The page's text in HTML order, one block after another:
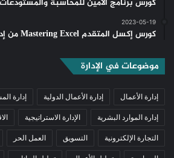
2023-05-19
كورس إكسل المتقدم Mastering Excel من إدراك
موضوعات في الإدارة
إدارة الأعمال إدارة الأعمال الدولية إدارة
إدارة الموارد البشرية الإدارة الاستراتيجية
التجارة الإلكترونية التسويق العمل الحر